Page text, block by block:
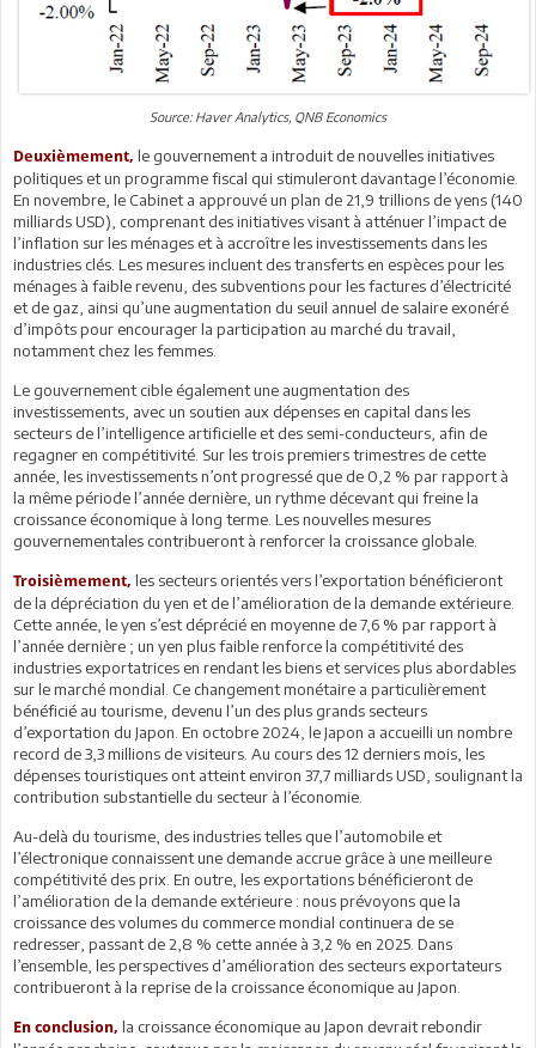
Source: Haver Analytics, QNB Economics
Deuxièmement, le gouvernement a introduit de nouvelles initiatives
politiques et un programme fiscal qui stimuleront davantage l’économie.
En novembre, le Cabinet a approuvé un plan de 21,9 trillions de yens (140
milliards USD), comprenant des initiatives visant à atténuer l’impact de
l’inflation sur les ménages et à accroître les investissements dans les
industries clés. Les mesures incluent des transferts en espèces pour les
ménages à faible revenu, des subventions pour les factures d’électricité
et de gaz, ainsi qu’une augmentation du seuil annuel de salaire exonéré
d’impôts pour encourager la participation au marché du travail,
notamment chez les femmes.
Le gouvernement cible également une augmentation des
investissements, avec un soutien aux dépenses en capital dans les
secteurs de l’intelligence artificielle et des semi-conducteurs, afin de
regagner en compétitivité. Sur les trois premiers trimestres de cette
année, les investissements n’ont progressé que de 0,2 % par rapport à
la même période l’année dernière, un rythme décevant qui freine la
croissance économique à long terme. Les nouvelles mesures
gouvernementales contribueront à renforcer la croissance globale.
Troisièmement, les secteurs orientés vers l’exportation bénéficieront
de la dépréciation du yen et de l’amélioration de la demande extérieure.
Cette année, le yen s’est déprécié en moyenne de 7,6 % par rapport à
l’année dernière ; un yen plus faible renforce la compétitivité des
industries exportatrices en rendant les biens et services plus abordables
sur le marché mondial. Ce changement monétaire a particulièrement
bénéficié au tourisme, devenu l’un des plus grands secteurs
d’exportation du Japon. En octobre 2024, le Japon a accueilli un nombre
record de 3,3 millions de visiteurs. Au cours des 12 derniers mois, les
dépenses touristiques ont atteint environ 37,7 milliards USD, soulignant la
contribution substantielle du secteur à l’économie.
Au-delà du tourisme, des industries telles que l’automobile et
l’électronique connaissent une demande accrue grâce à une meilleure
compétitivité des prix. En outre, les exportations bénéficieront de
l’amélioration de la demande extérieure : nous prévoyons que la
croissance des volumes du commerce mondial continuera de se
redresser, passant de 2,8 % cette année à 3,2 % en 2025. Dans
l’ensemble, les perspectives d’amélioration des secteurs exportateurs
contribueront à la reprise de la croissance économique au Japon.
En conclusion, la croissance économique au Japon devrait rebondir